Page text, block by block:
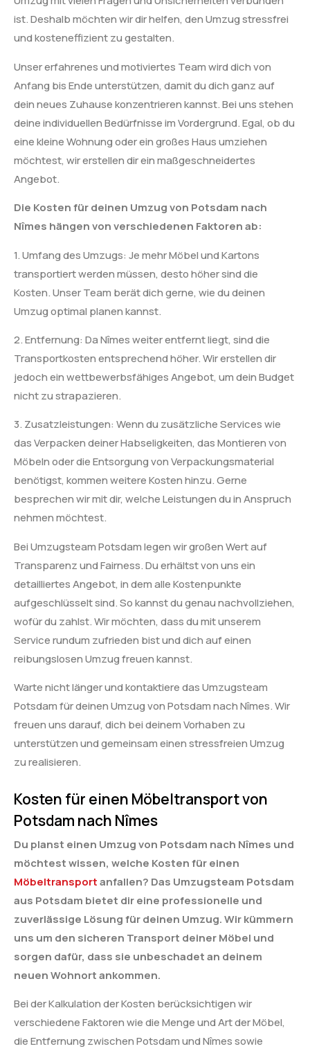
ist. Deshalb möchten wir dir helfen, den Umzug stressfrei
und kosteneffizient zu gestalten.
Unser erfahrenes und motiviertes Team wird dich von
Anfang bis Ende unterstützen, damit du dich ganz auf
dein neues Zuhause konzentrieren kannst. Bei uns stehen
deine individuellen Bedürfnisse im Vordergrund. Egal, ob du
eine kleine Wohnung oder ein großes Haus umziehen
möchtest, wir erstellen dir ein maßgeschneidertes
Angebot.
Die Kosten für deinen Umzug von Potsdam nach
Nîmes hängen von verschiedenen Faktoren ab:
1. Umfang des Umzugs: Je mehr Möbel und Kartons
transportiert werden müssen, desto höher sind die
Kosten. Unser Team berät dich gerne, wie du deinen
Umzug optimal planen kannst.
2. Entfernung: Da Nîmes weiter entfernt liegt, sind die
Transportkosten entsprechend höher. Wir erstellen dir
jedoch ein wettbewerbsfähiges Angebot, um dein Budget
nicht zu strapazieren.
3. Zusatzleistungen: Wenn du zusätzliche Services wie
das Verpacken deiner Habseligkeiten, das Montieren von
Möbeln oder die Entsorgung von Verpackungsmaterial
benötigst, kommen weitere Kosten hinzu. Gerne
besprechen wir mit dir, welche Leistungen du in Anspruch
nehmen möchtest.
Bei Umzugsteam Potsdam legen wir großen Wert auf
Transparenz und Fairness. Du erhältst von uns ein
detailliertes Angebot, in dem alle Kostenpunkte
aufgeschlüsselt sind. So kannst du genau nachvollziehen,
wofür du zahlst. Wir möchten, dass du mit unserem
Service rundum zufrieden bist und dich auf einen
reibungslosen Umzug freuen kannst.
Warte nicht länger und kontaktiere das Umzugsteam
Potsdam für deinen Umzug von Potsdam nach Nîmes. Wir
freuen uns darauf, dich bei deinem Vorhaben zu
unterstützen und gemeinsam einen stressfreien Umzug
zu realisieren.
Kosten für einen Möbeltransport von
Potsdam nach Nîmes
Du planst einen Umzug von Potsdam nach Nîmes und
möchtest wissen, welche Kosten für einen
Möbeltransportanfallen? Das Umzugsteam Potsdam
aus Potsdam bietet dir eine professionelle und
zuverlässige Lösung für deinen Umzug. Wir kümmern
uns um den sicheren Transport deiner Möbel und
sorgen dafür, dass sie unbeschadet an deinem
neuen Wohnort ankommen.
Bei der Kalkulation der Kosten berücksichtigen wir
verschiedene Faktoren wie die Menge und Art der Möbel,
die Entfernung zwischen Potsdam und Nîmes sowie